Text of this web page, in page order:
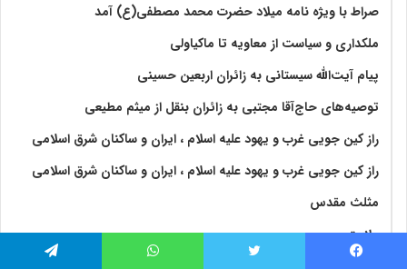
صراط با ویژه نامه میلاد حضرت محمد مصطفی(ع) آمد
ملکداری و سیاست از معاویه تا ماکیاولی
پیام آیت‌الله سیستانی به زائران اربعین حسینی
توصیه‌های حاج‌آقا مجتبی به زائران بنقل از میثم مطیعی
راز کین جویی غرب و یهود علیه اسلام ، ایران و ساکنان شرق اسلامی
راز کین جویی غرب و یهود علیه اسلام ، ایران و ساکنان شرق اسلامی
مثلث مقدس
ولايت‏